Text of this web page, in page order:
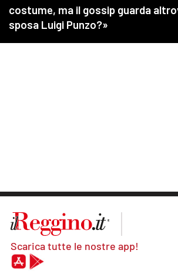
Scarica tutte le nostre app!